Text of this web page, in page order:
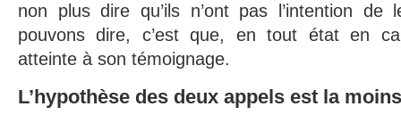
non plus dire qu’ils n’ont pas l’intention
pouvons dire, c’est que, en tout état en
atteinte à son témoignage.
L’hypothèse des deux appels est la